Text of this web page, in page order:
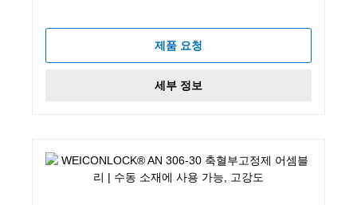
제품 요청
세부 정보